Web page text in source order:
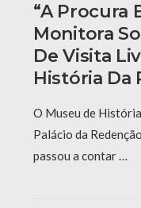
“A Procura
Monitora
De Visita
História Da
O Museu de
Palácio da
passou a contar …